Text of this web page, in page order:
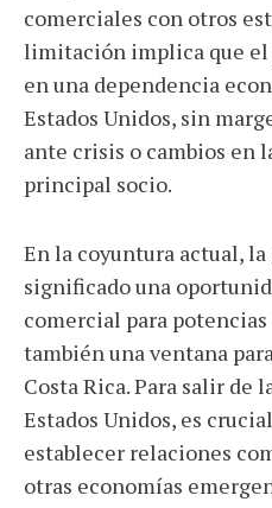
comerciales con otros
limitación implica que el
en una dependencia
Estados Unidos, sin
ante crisis o cambios en
principal socio.
En la coyuntura actual,
significado una
comercial para
también una ventana
Costa Rica. Para salir de
Estados Unidos, es
establecer relaciones
otras economías